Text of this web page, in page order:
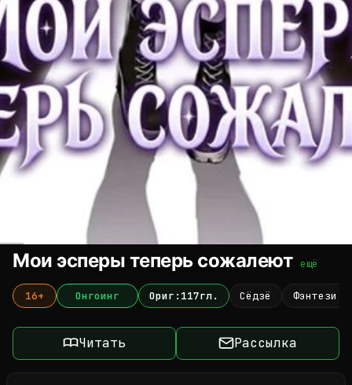
Мои эсперы теперь сожалеют ещё
16+ Онгоинг Ориг:117гл. Сёдзё Фэнтези
Читать Рассылка